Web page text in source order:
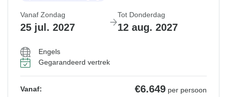
Vanaf Zondag
25 jul. 2027
Tot Donderdag
12 aug. 2027
Engels
Gegarandeerd vertrek
Vanaf: €6.649 per persoon